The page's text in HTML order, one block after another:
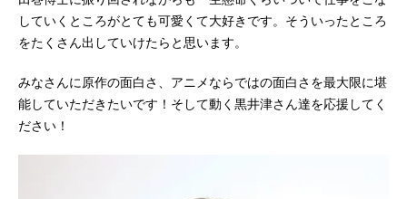
していくところがとても可愛くて大好きです。そういったところ
をたくさん出していけたらと思います。
みなさんに原作の面白さ、アニメならではの面白さを最大限に堪
能していただきたいです！そして動く黒井津さん達を応援してく
ださい！